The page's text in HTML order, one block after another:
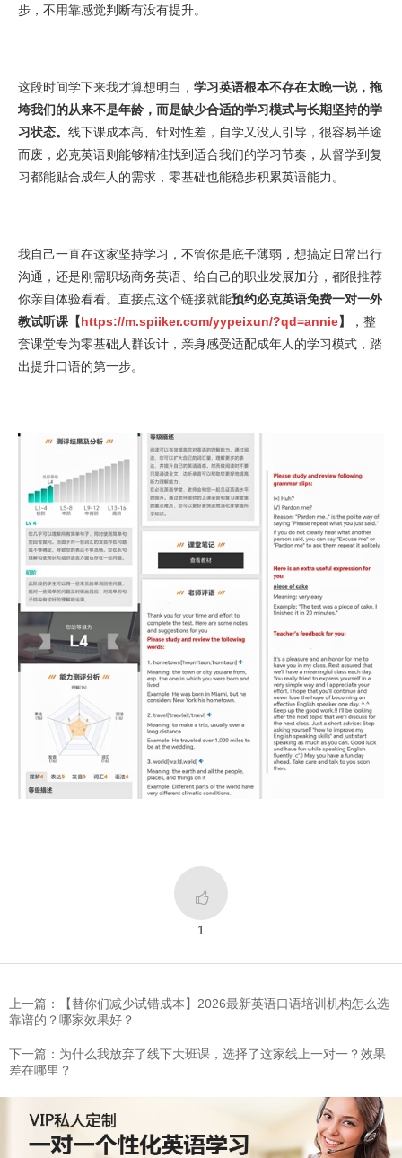
步，不用靠感觉判断有没有提升。
这段时间学下来我才算想明白， 学习英语根本不存在太晚一说，拖
垮我们的从来不是年龄，而是缺少合适的学习模式与长期坚持的学
习状态。 线下课成本高、针对性差，自学又没人引导，很容易半途
而废，必克英语则能够精准找到适合我们的学习节奏，从督学到复
习都能贴合成年人的需求，零基础也能稳步积累英语能力。
我自己一直在这家坚持学习，不管你是底子薄弱，想搞定日常出行
沟通，还是刚需职场商务英语、给自己的职业发展加分，都很推荐
你亲自体验看看。直接点这个链接就能预约必克英语免费一对一外
教试听课【https://m.spiiker.com/yypeixun/?qd=annie】
，整
套课堂专为零基础人群设计，亲身感受适配成年人的学习模式，踏
出提升口语的第一步。

1
上一篇：【替你们减少试错成本】2026最新英语口语培训机构怎么选
靠谱的？哪家效果好？
下一篇：为什么我放弃了线下大班课，选择了这家线上一对一？效果
差在哪里？